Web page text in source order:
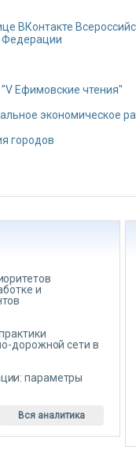
ВКонтакте
Федерации
Ефимовские чтения"
экономическое
городов
и
дорожной сети в
параметры
Вся аналитика